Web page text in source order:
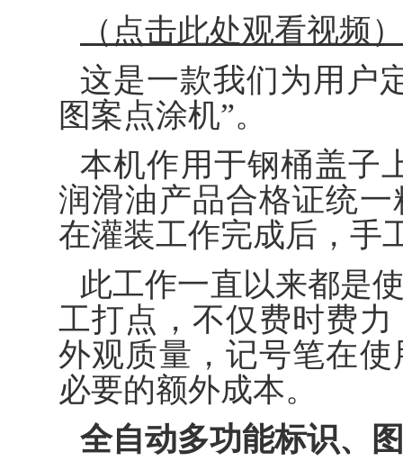
（点击此处观看视频）
这是一款我们为用户
图案点涂机”。
本机作用于钢桶盖子
润滑油产品合格证统
在灌装工作完成后，手
此工作一直以来都是
工打点，不仅费时费
外观质量，记号笔在
必要的额外成本。
全自动多功能标识、